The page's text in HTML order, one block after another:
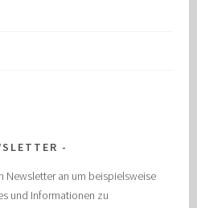
Newsletter an um beispielsweise
und Informationen zu